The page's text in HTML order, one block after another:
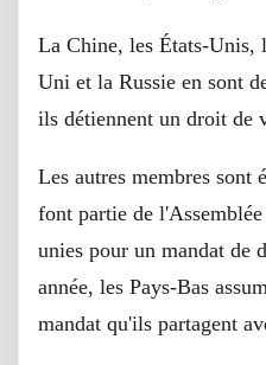
La Chine, les États-Unis,
Uni et la Russie en sont
ils détiennent un droit de
Les autres membres sont
font partie de
unies pour un mandat de
année, les Pays-Bas
mandat qu'ils partagent